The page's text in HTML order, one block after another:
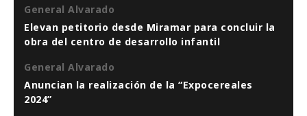
General Alvarado
Elevan petitorio desde Miramar para concluir la
obra del centro de desarrollo infantil
General Alvarado
Anuncian la realización de la “Expocereales
2024”